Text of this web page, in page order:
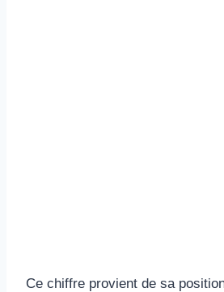
Ce chiffre provient de sa